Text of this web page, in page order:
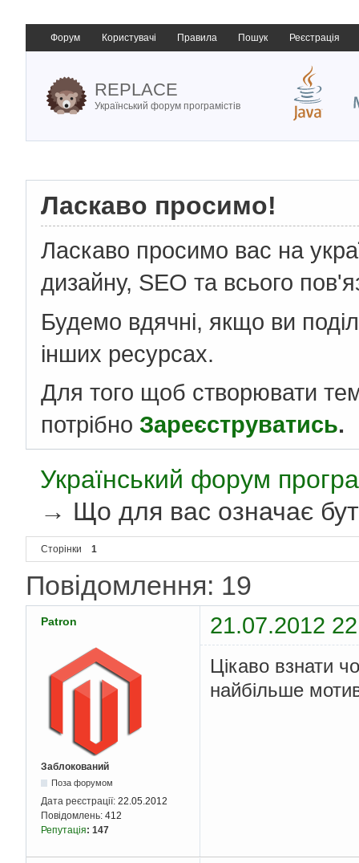
Форум Користувачі Правила Пошук Реєстрація
REPLACE
Український форум програмістів
Ласкаво просимо!
Ласкаво просимо вас на
дизайну, SEO та всього
Будемо вдячні, якщо ви
інших ресурсах.
Для того щоб створювати
потрібно Зареєструватись.
Український форум
→ Що для вас означає
Сторінки 1
Повідомлення: 19
Patron 21.07.2012
Заблокований
Поза форумом
Дата реєстрації: 22.05.2012
Повідомлень: 412
Репутація: 147
Цікаво взнати
найбільше